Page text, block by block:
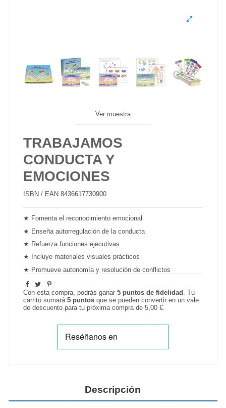
Ver muestra
TRABAJAMOS
CONDUCTA Y
EMOCIONES
ISBN / EAN 8436617730900
★ Fomenta el reconocimiento emocional
★ Enseña autorregulación de la conducta
★ Refuerza funciones ejecutivas
★ Incluye materiales visuales prácticos
★ Promueve autonomía y resolución de conflictos
Con esta compra, podrás ganar5 puntos de fidelidad . Tu
carrito sumará5 puntos que se pueden convertir en un vale
de descuento para tu próxima compra de5,00 €.
Descripción